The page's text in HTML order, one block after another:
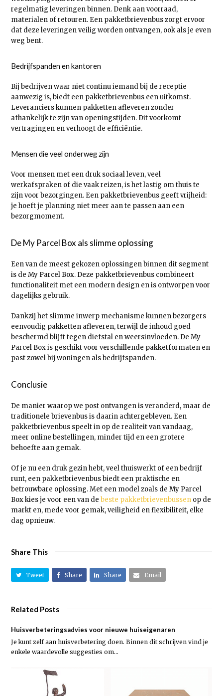
regelmatig leveringen binnen. Denk aan voorraad,
materialen of retouren. Een pakketbrievenbus zorgt ervoor
dat deze leveringen veilig worden ontvangen, ook als je even
weg bent.
Bedrijfspanden en kantoren
Bij bedrijven waar niet continu iemand bij de receptie
aanwezig is, biedt een pakketbrievenbus een uitkomst.
Leveranciers kunnen pakketten afleveren zonder
afhankelijk te zijn van openingstijden. Dit voorkomt
vertragingen en verhoogt de efficiëntie.
Mensen die veel onderweg zijn
Voor mensen met een druk sociaal leven, veel
werkafspraken of die vaak reizen, is het lastig om thuis te
zijn voor bezorgingen. Een pakketbrievenbus geeft vrijheid:
je hoeft je planning niet meer aan te passen aan een
bezorgmoment.
De My Parcel Box als slimme oplossing
Een van de meest gekozen oplossingen binnen dit segment
is de My Parcel Box. Deze pakketbrievenbus combineert
functionaliteit met een modern design en is ontworpen voor
dagelijks gebruik.
Dankzij het slimme inwerp mechanisme kunnen bezorgers
eenvoudig pakketten afleveren, terwijl de inhoud goed
beschermd blijft tegen diefstal en weersinvloeden. De My
Parcel Box is geschikt voor verschillende pakketformaten en
past zowel bij woningen als bedrijfspanden.
Conclusie
De manier waarop we post ontvangen is veranderd, maar de
traditionele brievenbus is daarin achtergebleven. Een
pakketbrievenbus speelt in op de realiteit van vandaag,
meer online bestellingen, minder tijd en een grotere
behoefte aan gemak.
Of je nu een druk gezin hebt, veel thuiswerkt of een bedrijf
runt, een pakketbrievenbus biedt een praktische en
betrouwbare oplossing. Met een model zoals de My Parcel
Box kies je voor een van debeste pakketbrievenbussen op de
markt en, mede voor gemak, veiligheid en flexibiliteit, elke
dag opnieuw.
Share This
Tweet Share Share Email
Related Posts
Huisverbeteringsadvies voor nieuwe huiseigenaren
Je kunt zelf aan huisverbetering doen. Binnen dit schrijven vind je
enkele waardevolle suggesties om…